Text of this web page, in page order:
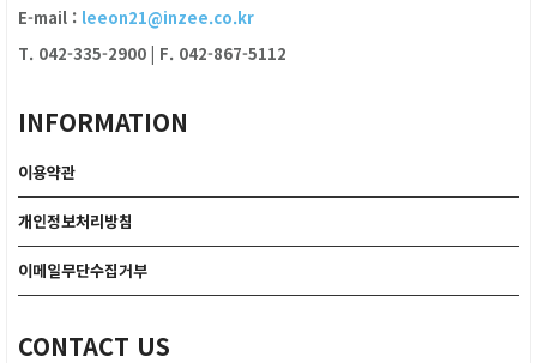
E-mail : leeon21@inzee.co.kr
T. 042-335-2900 | F. 042-867-5112
INFORMATION
이용약관
개인정보처리방침
이메일무단수집거부
CONTACT US